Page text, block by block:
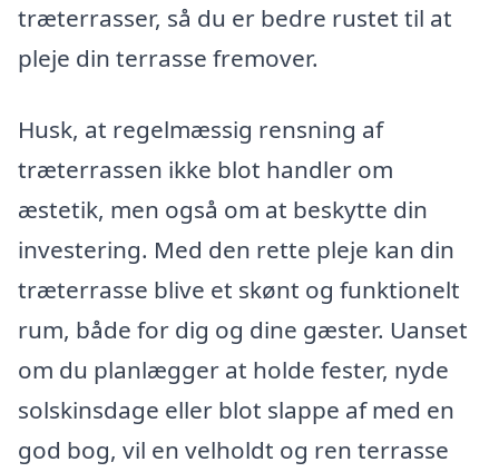
træterrasser, så du er bedre rustet til at
pleje din terrasse fremover.
Husk, at regelmæssig rensning af
træterrassen ikke blot handler om
æstetik, men også om at beskytte din
investering. Med den rette pleje kan din
træterrasse blive et skønt og funktionelt
rum, både for dig og dine gæster. Uanset
om du planlægger at holde fester, nyde
solskinsdage eller blot slappe af med en
god bog, vil en velholdt og ren terrasse